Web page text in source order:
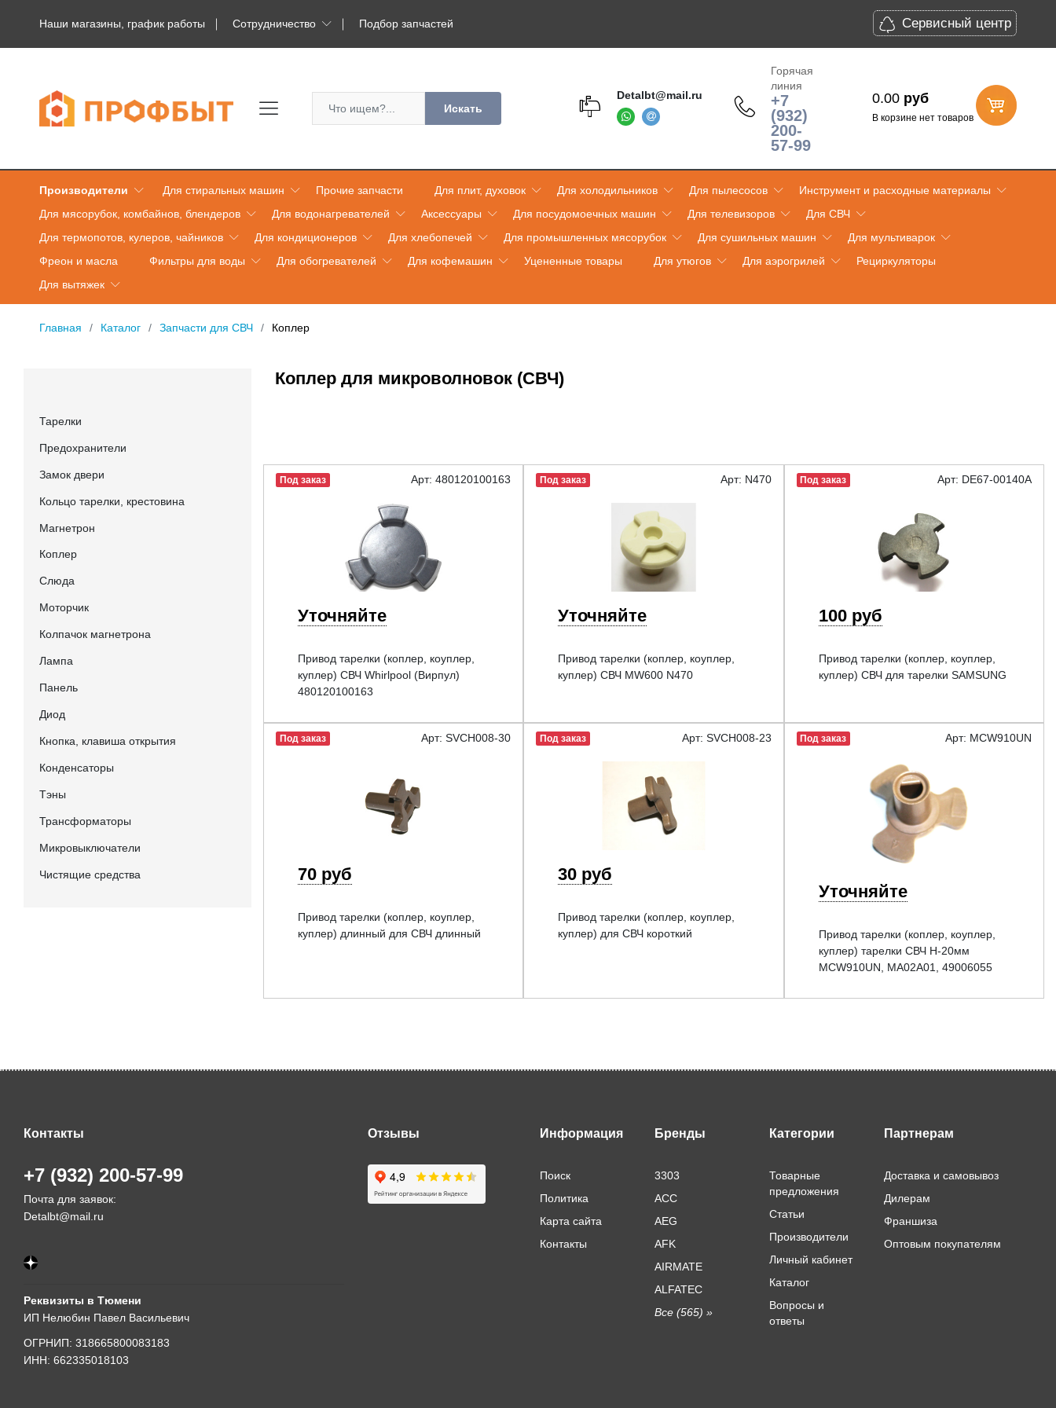
Наши магазины, график работы Сотрудничество Подбор запчастей Сервисный центр
Искать
Detalbt@mail.ru
Горячая
линия
+7
(932)
200-
57-99
0.00 руб
В корзине нет товаров
Производители Для стиральных машин Прочие запчасти Для плит, духовок Для холодильников Для пылесосов
Инструмент и расходные материалы
Для мясорубок, комбайнов, блендеров
Для водонагревателей Аксессуары Для посудомоечных машин Для телевизоров
Для СВЧ
Для термопотов, кулеров, чайников
Для кондиционеров Для хлебопечей Для промышленных мясорубок Для сушильных машин
Для мультиварок
Фреон и масла
Фильтры для воды Для обогревателей Для кофемашин Уцененные товары Для утюгов Для аэрогрилей
Рециркуляторы
Для вытяжек
Главная Каталог Запчасти для СВЧ Коплер
Тарелки
Предохранители
Замок двери
Кольцо тарелки, крестовина
Магнетрон
Коплер
Слюда
Моторчик
Колпачок магнетрона
Лампа
Панель
Диод
Кнопка, клавиша открытия
Конденсаторы
Тэны
Трансформаторы
Микровыключатели
Чистящие средства
Коплер для микроволновок (СВЧ)
Под заказ Арт: 480120100163
Уточняйте
Привод тарелки (коплер, коуплер,
куплер) СВЧ Whirlpool (Вирпул)
480120100163
Под заказ Арт: N470
Уточняйте
Привод тарелки (коплер, коуплер,
куплер) СВЧ MW600 N470
Под заказ Арт: DE67-00140A
100 руб
Привод тарелки (коплер, коуплер,
куплер) СВЧ для тарелки SAMSUNG
Под заказ Арт: SVCH008-30
70 руб
Привод тарелки (коплер, коуплер,
куплер) длинный для СВЧ длинный
Под заказ Арт: SVCH008-23
30 руб
Привод тарелки (коплер, коуплер,
куплер) для СВЧ короткий
Под заказ Арт: MCW910UN
Уточняйте
Привод тарелки (коплер, коуплер,
куплер) тарелки СВЧ H-20мм
MCW910UN, MA02A01, 49006055
Контакты
+7 (932) 200-57-99
Почта для заявок:
Detalbt@mail.ru
Реквизиты в Тюмени
ИП Нелюбин Павел Васильевич
ОГРНИП: 318665800083183
ИНН: 662335018103
Отзывы Информация
Поиск
Политика
Карта сайта
Контакты
Бренды
3303
ACC
AEG
AFK
AIRMATE
ALFATEC
Все (565) »
Категории
Товарные
предложения
Статьи
Производители
Личный кабинет
Каталог
Вопросы и
ответы
Партнерам
Доставка и самовывоз
Дилерам
Франшиза
Оптовым покупателям